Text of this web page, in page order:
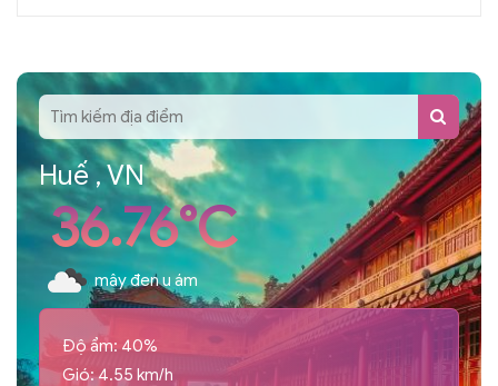
Huế , VN
36.76°C
mây đen u ám
Độ ẩm: 40%
Gió: 4.55 km/h